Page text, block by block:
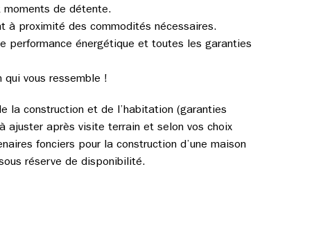
moments de détente.
à proximité des commodités nécessaires.
performance énergétique et toutes les garanties
vous ressemble !
la construction et de l’habitation (garanties
ajuster après visite terrain et selon vos choix
fonciers pour la construction d’une maison
réserve de disponibilité.